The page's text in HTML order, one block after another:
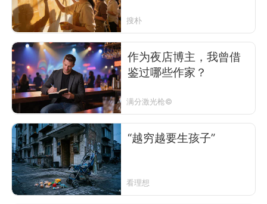
搜朴
作为夜店博主，我曾借
鉴过哪些作家？
满分激光枪©
“越穷越要生孩子”
看理想